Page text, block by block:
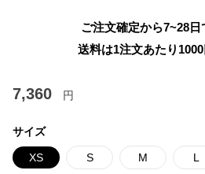
ご注文確定から7~28日
送料は1注文あたり 1000
7,360 円
サイズ
XS S M L